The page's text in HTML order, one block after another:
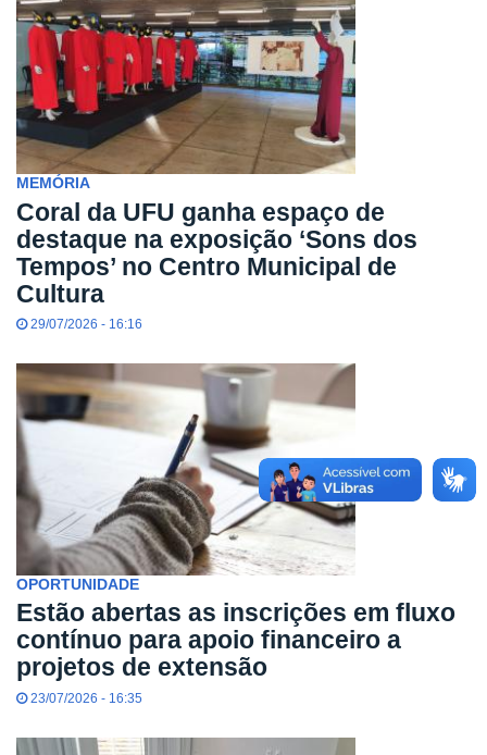
MEMÓRIA
Coral da UFU ganha espaço de
destaque na exposição ‘Sons dos
Tempos’ no Centro Municipal de
Cultura
29/07/2026 - 16:16
OPORTUNIDADE
Estão abertas as inscrições em fluxo
contínuo para apoio financeiro a
projetos de extensão
23/07/2026 - 16:35